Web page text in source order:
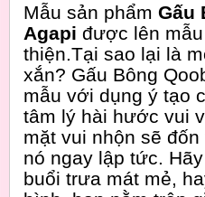
Mẫu sản phẩm Gấu
Agapi được lên
thiện.Tại sao lại là
xắn? Gấu Bông
mẫu với dụng ý tạo
tâm lý hài hước vui
mặt vui nhộn sẽ
nó ngay lập tức.
buổi trưa mát mẻ,